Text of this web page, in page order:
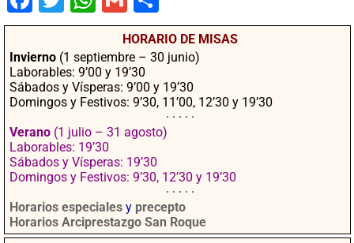
ebo
ter
tsA
pp
ail
mpa
rtir
HORARIO DE MISAS
Invierno (1 septiembre – 30 junio)
Laborables: 9’00 y 19’30
Sábados y Vísperas: 9’00 y 19’30
Domingos y Festivos: 9’30, 11’00, 12’30 y 19’30
· · · · ·
Verano (1 julio – 31 agosto)
Laborables: 19’30
Sábados y Vísperas: 19’30
Domingos y Festivos: 9’30, 12’30 y 19’30
· · · · ·
Horarios especiales y precepto
Horarios Arciprestazgo San Roque